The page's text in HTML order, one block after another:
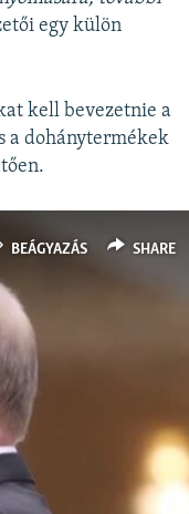
egy külön
kell bevezetnie a
dohánytermékek
BEÁGYAZÁS SHARE